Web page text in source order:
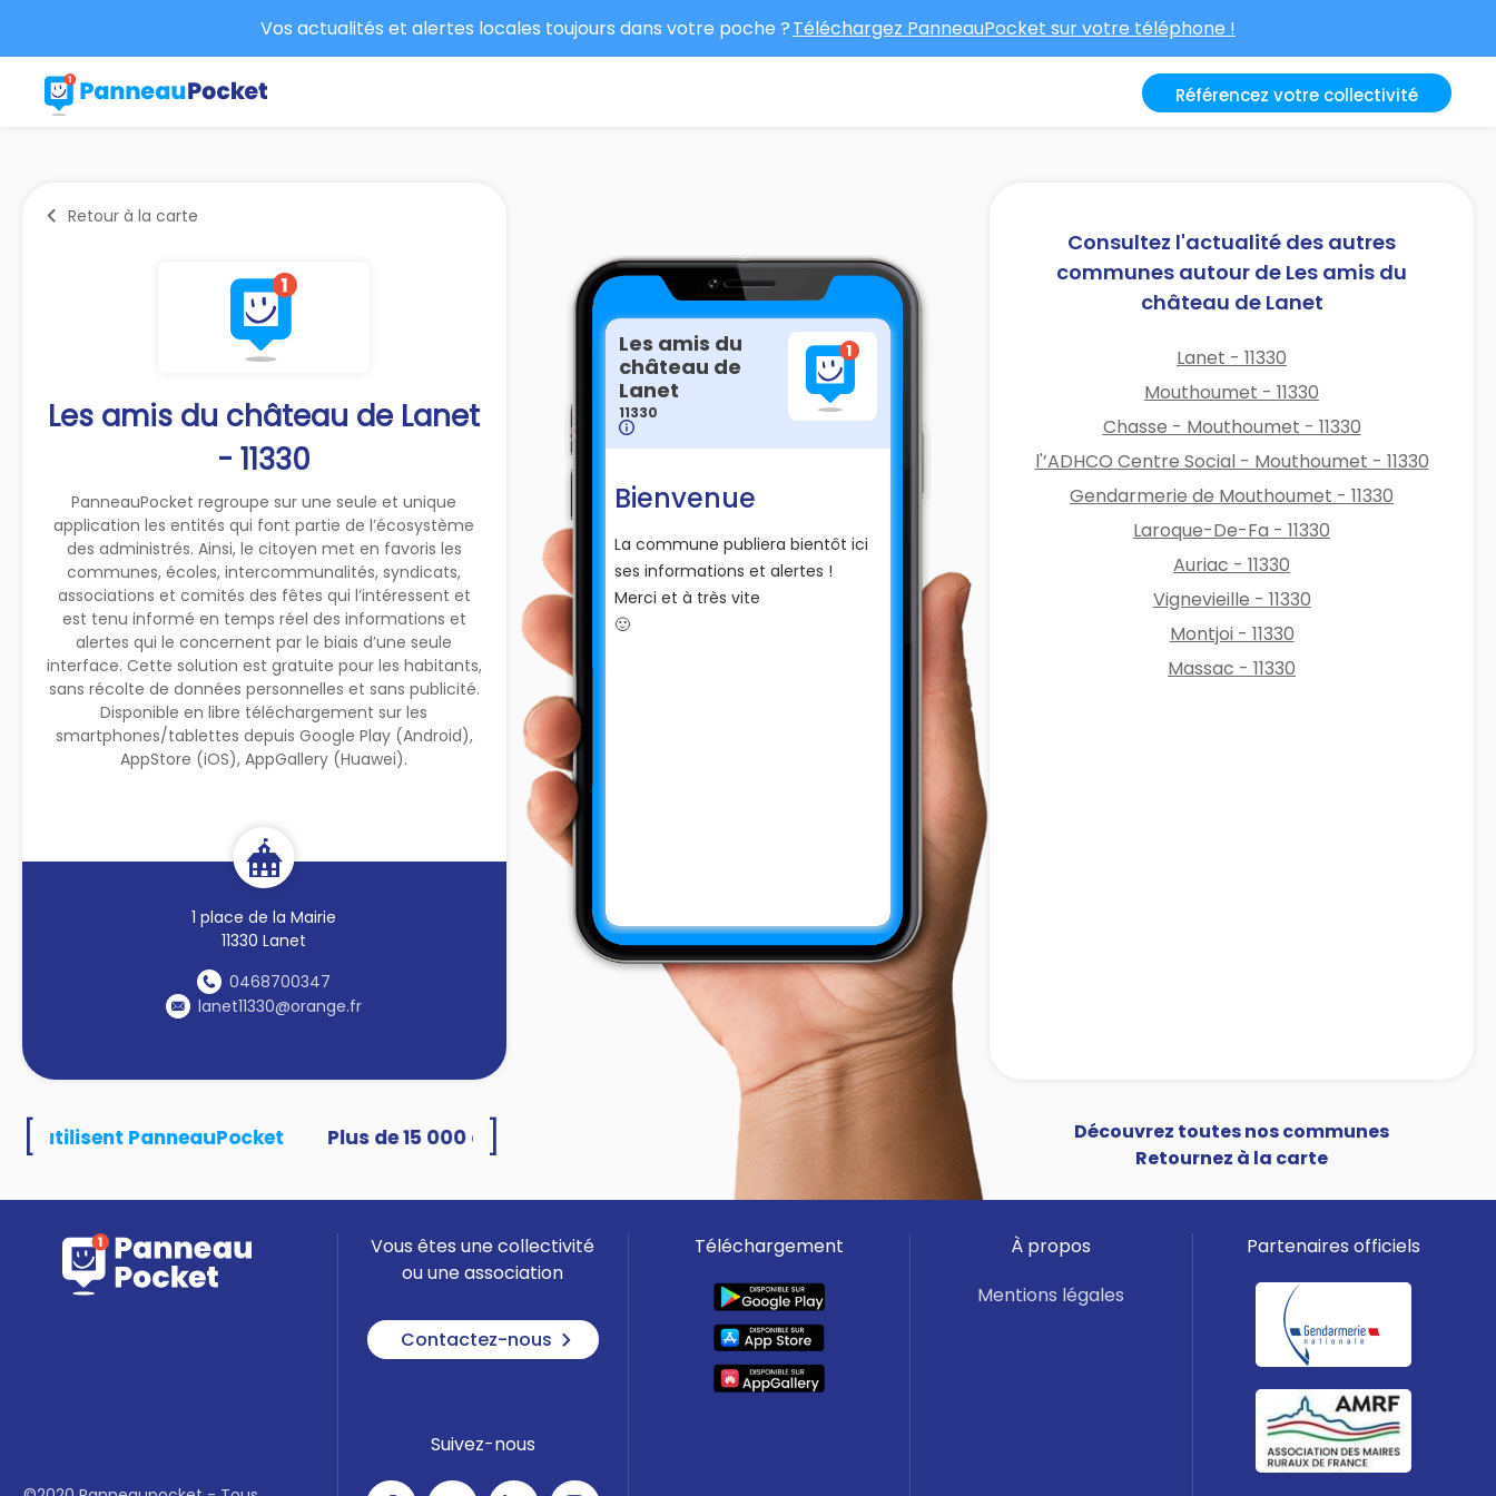
Vos actualités et alertes locales toujours dans votre poche ?Téléchargez PanneauPocket sur votre téléphone !
Référencez votre collectivité
Retour à la carte
Les amis du château de Lanet
- 11330
PanneauPocket regroupe sur une seule et unique
application les entités qui font partie de l’écosystème
des administrés. Ainsi, le citoyen met en favoris les
communes, écoles, intercommunalités, syndicats,
associations et comités des fêtes qui l’intéressent et
est tenu informé en temps réel des informations et
alertes qui le concernent par le biais d’une seule
interface. Cette solution est gratuite pour les habitants,
sans récolte de données personnelles et sans publicité.
Disponible en libre téléchargement sur les
smartphones/tablettes depuis Google Play (Android),
AppStore (iOS), AppGallery (Huawei).
1 place de la Mairie
11330 Lanet
0468700347
lanet11330@orange.fr
Les amis du
château de
Lanet
11330
Bienvenue
La commune publiera bientôt ici
ses informations et alertes !
Merci et à très vite
🙂
Consultez l'actualité des autres
communes autour de Les amis du
château de Lanet
Lanet - 11330
Mouthoumet - 11330
Chasse - Mouthoumet - 11330
l'’ADHCO Centre Social - Mouthoumet - 11330
Gendarmerie de Mouthoumet - 11330
Laroque-De-Fa - 11330
Auriac - 11330
Vignevieille - 11330
Montjoi - 11330
Massac - 11330
utilisent PanneauPocket
Découvrez toutes nos communes
Retournez à la carte
Vous êtes une collectivité
ou une association
Contactez-nous
Suivez-nous
Téléchargement
À propos
Mentions légales
Partenaires officiels